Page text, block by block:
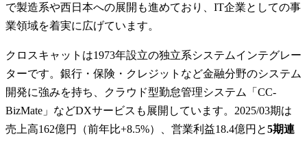
で製造系や西日本への展開も進めており、IT企業としての事
業領域を着実に広げています。
クロスキャットは1973年設立の独立系システムインテグレー
ターです。銀行・保険・クレジットなど金融分野のシステム
開発に強みを持ち、クラウド型勤怠管理システム「CC-
BizMate」などDXサービスも展開しています。2025/03期は
売上高162億円（前年比+8.5%）、営業利益18.4億円と5期連